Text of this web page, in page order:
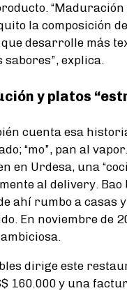
la composición
desarrolle más
sabores”, explica.
y platos
cuenta esa
“mo”, pan al
en Urdesa, una
al delivery. Bao
ahí rumbo a casas
En noviembre de
dirige este
160.000 y una